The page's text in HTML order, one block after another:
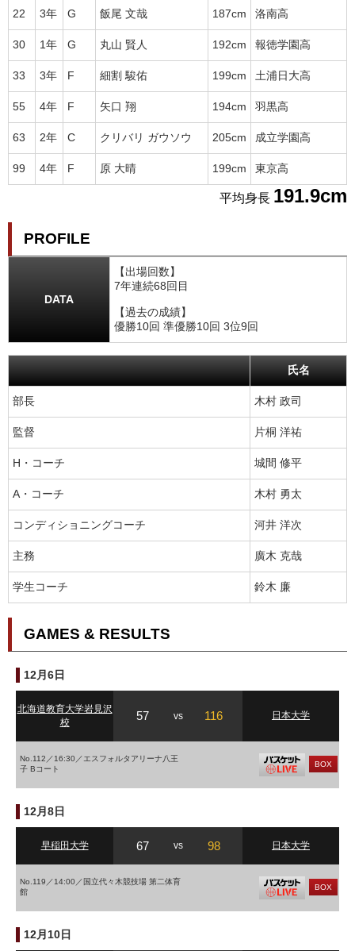
22 3年 G 飯尾 文哉 187cm 洛南高
30 1年 G 丸山 賢人 192cm 報徳学園高
33 3年 F 細割 駿佑 199cm 土浦日大高
55 4年 F 矢口 翔 194cm 羽黒高
63 2年 C クリバリ ガウソウ 205cm 成立学園高
99 4年 F 原 大晴 199cm 東京高
平均身長 191.9cm
PROFILE
DATA
【出場回数】
7年連続68回目
【過去の成績】
優勝10回 準優勝10回 3位9回
氏名
部長 木村 政司
監督 片桐 洋祐
H・コーチ 城間 修平
A・コーチ 木村 勇太
コンディショニングコーチ 河井 洋次
主務 廣木 克哉
学生コーチ 鈴木 廉
GAMES & RESULTS
12月6日
北海道教育大学岩見沢
校
57 vs 116 日本大学
No.112／16:30／エスフォルタアリーナ八王
子 Bコート
BOX
12月8日
早稲田大学 67 vs 98 日本大学
No.119／14:00／国立代々木競技場 第二体育
館
BOX
12月10日